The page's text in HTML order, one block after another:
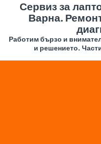
Сервиз за
Варна.
Работим бързо и
и решението.